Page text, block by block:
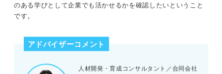
のある学びとして企業でも活かせるかを確認したいということ
です。
アドバイザーコメント
人材開発・育成コンサルタント／合同会社